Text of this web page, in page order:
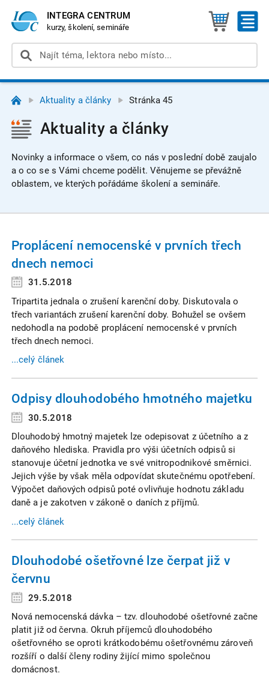
INTEGRA CENTRUM
kurzy, školení, semináře
Aktuality a články Stránka 45
Aktuality a články
Novinky a informace o všem, co nás v poslední době zaujalo
a o co se s Vámi chceme podělit. Věnujeme se převážně
oblastem, ve kterých pořádáme školení a semináře.
Proplácení nemocenské v prvních třech
dnech nemoci
31.5.2018
Tripartita jednala o zrušení karenční doby. Diskutovala o
třech variantách zrušení karenční doby. Bohužel se ovšem
nedohodla na podobě proplácení nemocenské v prvních
třech dnech nemoci.
...celý článek
Odpisy dlouhodobého hmotného majetku
30.5.2018
Dlouhodobý hmotný majetek lze odepisovat z účetního a z
daňového hlediska. Pravidla pro výši účetních odpisů si
stanovuje účetní jednotka ve své vnitropodnikové směrnici.
Jejich výše by však měla odpovídat skutečnému opotřebení.
Výpočet daňových odpisů poté ovlivňuje hodnotu základu
daně a je zakotven v zákoně o daních z příjmů.
...celý článek
Dlouhodobé ošetřovné lze čerpat již v
červnu
29.5.2018
Nová nemocenská dávka – tzv. dlouhodobé ošetřovné začne
platit již od června. Okruh příjemců dlouhodobého
ošetřovného se oproti krátkodobému ošetřovnému zároveň
rozšíří o další členy rodiny žijící mimo společnou
domácnost.